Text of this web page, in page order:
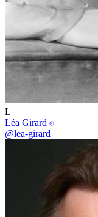
L
Léa Girard
@lea-girard